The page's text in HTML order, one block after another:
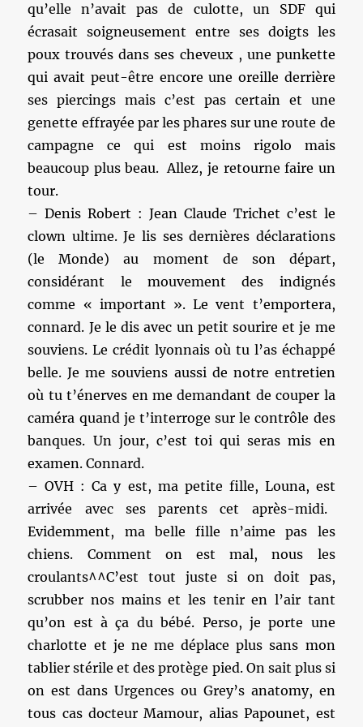
qu’elle n’avait pas de culotte, un SDF qui
écrasait soigneusement entre ses doigts les
poux trouvés dans ses cheveux , une punkette
qui avait peut-être encore une oreille derrière
ses piercings mais c’est pas certain et une
genette effrayée par les phares sur une route de
campagne ce qui est moins rigolo mais
beaucoup plus beau. Allez, je retourne faire un
tour.
– Denis Robert : Jean Claude Trichet c’est le
clown ultime. Je lis ses dernières déclarations
(le Monde) au moment de son départ,
considérant le mouvement des indignés
comme « important ». Le vent t’emportera,
connard. Je le dis avec un petit sourire et je me
souviens. Le crédit lyonnais où tu l’as échappé
belle. Je me souviens aussi de notre entretien
où tu t’énerves en me demandant de couper la
caméra quand je t’interroge sur le contrôle des
banques. Un jour, c’est toi qui seras mis en
examen. Connard.
– OVH : Ca y est, ma petite fille, Louna, est
arrivée avec ses parents cet après-midi.
Evidemment, ma belle fille n’aime pas les
chiens. Comment on est mal, nous les
croulants^^C’est tout juste si on doit pas,
scrubber nos mains et les tenir en l’air tant
qu’on est à ça du bébé. Perso, je porte une
charlotte et je ne me déplace plus sans mon
tablier stérile et des protège pied. On sait plus si
on est dans Urgences ou Grey’s anatomy, en
tous cas docteur Mamour, alias Papounet, est